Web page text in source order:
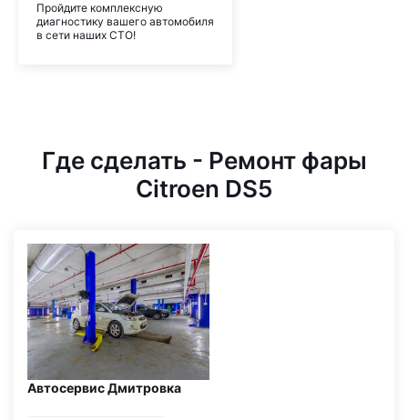
Пройдите комплексную
диагностику вашего автомобиля
в сети наших СТО!
Где сделать - Ремонт фары
Citroen DS5
Автосервис Дмитровка